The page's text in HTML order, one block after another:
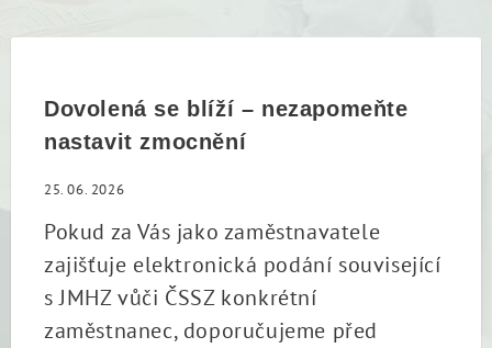
Dovolená se blíží – nezapomeňte
nastavit zmocnění
25. 06. 2026
Pokud za Vás jako zaměstnavatele
zajišťuje elektronická podání související
s JMHZ vůči ČSSZ konkrétní
zaměstnanec, doporučujeme před